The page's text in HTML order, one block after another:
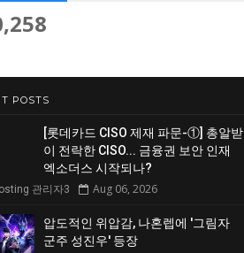
POSTS
[롯데카드 CISO 제재 파문-①] 총알받
이 전락한 CISO... 금융권 보안 인재
엑소더스 시작되나?
관리자3 Aug 06, 2026
압도적인 위압감, 나혼렙에 '그림자
군주 성진우' 등장